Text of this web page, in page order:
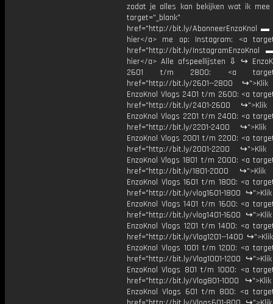
zodat je alles kan bekijken wat ik mee
target="_blank"
href="http://bit.ly/AbonneerEnzoKnol ▬
hier</a> me op: Instagram: <a
href="http://bit.ly/InstagramEnzoKnol
hier</a> Alle afspeellijsten ⇩ ↪
2601 t/m 2800: <a
href="http://bit.ly/2601--2800
EnzoKnol Vlogs 2401 t/m 2600: <a
href="http://bit.ly/2401-2600 ↪">Klik
EnzoKnol Vlogs 2201 t/m 2400: <a
href="http://bit.ly/2201-2400 ↪">Klik
EnzoKnol Vlogs 2001 t/m 2200: <a
href="http://bit.ly/2001-2200 ↪">Klik
EnzoKnol Vlogs 1801 t/m 2000: <a
href="http://bit.ly/1801-2000 ↪">Klik
EnzoKnol Vlogs 1601 t/m 1800: <a
href="http://bit.ly/vlog1601-1800
EnzoKnol Vlogs 1401 t/m 1600: <a
href="http://bit.ly/vlog1401-1600
EnzoKnol Vlogs 1201 t/m 1400: <a
href="http://bit.ly/Vlog1201--1400
EnzoKnol Vlogs 1001 t/m 1200: <a
href="http://bit.ly/Vlog1001-1200
EnzoKnol Vlogs 801 t/m 1000: <a
href="http://bit.ly/Vlog801-1000
EnzoKnol Vlogs 601 t/m 800: <a